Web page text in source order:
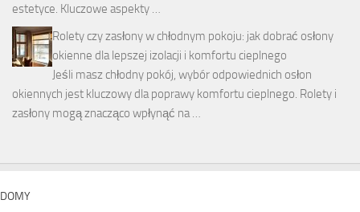
estetyce. Kluczowe aspekty …
Rolety czy zasłony w chłodnym pokoju: jak dobrać osłony
okienne dla lepszej izolacji i komfortu cieplnego
Jeśli masz chłodny pokój, wybór odpowiednich osłon
okiennych jest kluczowy dla poprawy komfortu cieplnego. Rolety i
zasłony mogą znacząco wpłynąć na …
DOMY